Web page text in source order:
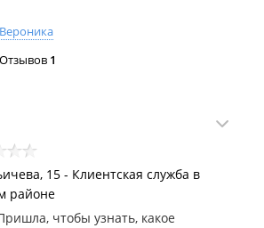
Вероника
Отзывов 1
15 - Клиентская служба в
районе
чтобы узнать, какое